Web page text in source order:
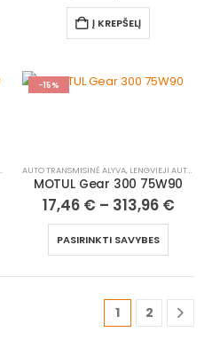
Į KREPŠELĮ
,LENGVIEJI AUTOMOBILIAI,MOTO
-15%
AUTO TRANSMISINĖ ALYVA, LENGVIEJI AUTOMOBILIAI
MOTUL Gear 300 75W90
17,46 € – 313,96 €
PASIRINKTI SAVYBES
1 2